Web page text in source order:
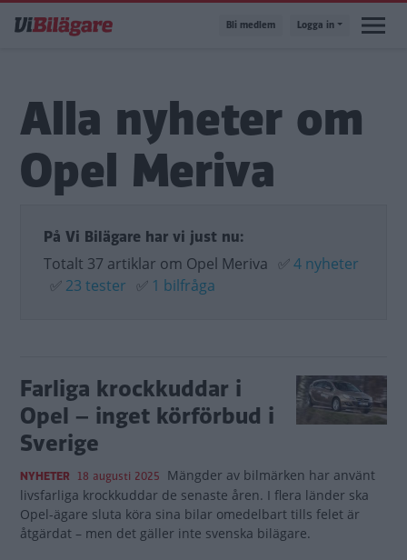
till
Bli medlem Logga in
Alla nyheter om
Opel Meriva
På Vi Bilägare har vi just nu:
Totalt 37 artiklar om Opel Meriva ✅4 nyheter
✅ 23 tester ✅ 1 bilfråga
Farliga krockkuddar i
Opel – inget körförbud i
Sverige
NYHETER 18 augusti 2025 Mängder av bilmärken har använt
livsfarliga krockkuddar de senaste åren. I flera länder ska
Opel-ägare sluta köra sina bilar omedelbart tills felet är
åtgärdat – men det gäller inte svenska bilägare.